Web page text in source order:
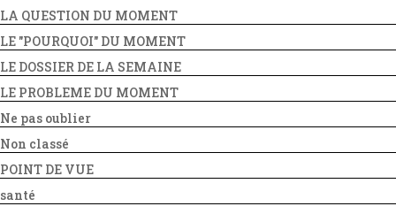
LA QUESTION DU MOMENT
LE "POURQUOI" DU MOMENT
LE DOSSIER DE LA SEMAINE
LE PROBLEME DU MOMENT
Ne pas oublier
Non classé
POINT DE VUE
santé